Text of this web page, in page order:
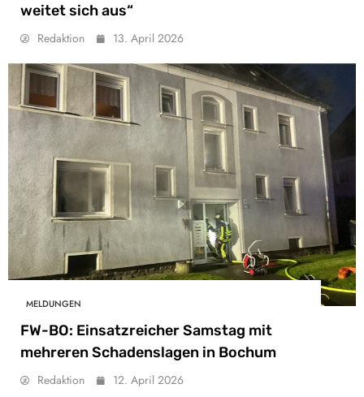
weitet sich aus“
Redaktion 13. April 2026
MELDUNGEN
FW-BO: Einsatzreicher Samstag mit
mehreren Schadenslagen in Bochum
Redaktion 12. April 2026